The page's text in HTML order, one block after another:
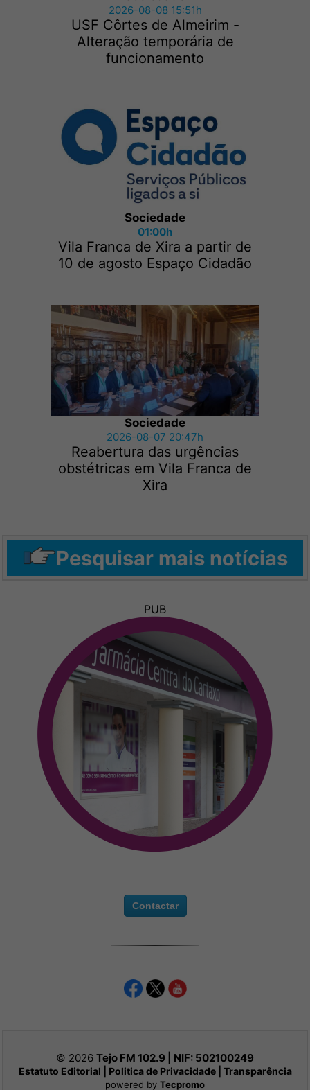
2026-08-08 15:51h
USF Côrtes de Almeirim -
Alteração temporária de
funcionamento
Sociedade
01:00h
Vila Franca de Xira a partir de
10 de agosto Espaço Cidadão
Sociedade
2026-08-07 20:47h
Reabertura das urgências
obstétricas em Vila Franca de
Xira
Pesquisar mais notícias
PUB
Contactar
© 2026 Tejo FM 102.9 | NIF: 502100249
Estatuto Editorial Politica de Privacidade| Transparência
powered by Tecpromo